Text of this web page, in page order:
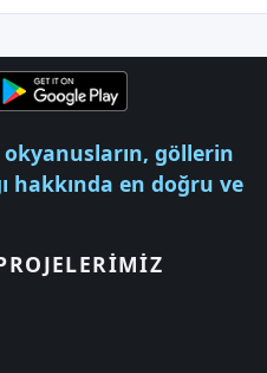
göllerin
hakkında en doğru ve